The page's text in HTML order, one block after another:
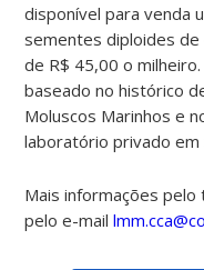
disponível para venda
sementes diploides
de R$ 45,00 o
baseado no histórico
Moluscos Marinhos e
laboratório privado em
Mais informações
pelo e-mail